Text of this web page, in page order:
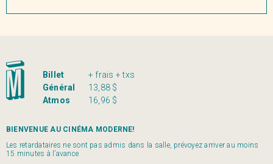
Billet
+ frais + txs
Général
13,88 $
Atmos
16,96 $
BIENVENUE AU CINÉMA MODERNE!
Les retardataires ne sont pas admis dans la salle, prévoyez arriver au moins
15 minutes à l’avance